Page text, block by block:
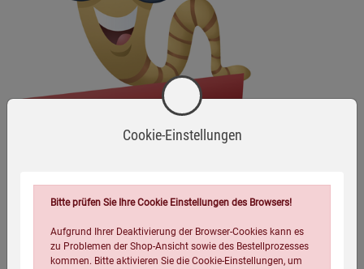
Cookie-Einstellungen
Bitte prüfen Sie Ihre Cookie Einstellungen des Browsers!
Aufgrund Ihrer Deaktivierung der Browser-Cookies kann es
zu Problemen der Shop-Ansicht sowie des Bestellprozesses
kommen. Bitte aktivieren Sie die Cookie-Einstellungen, um